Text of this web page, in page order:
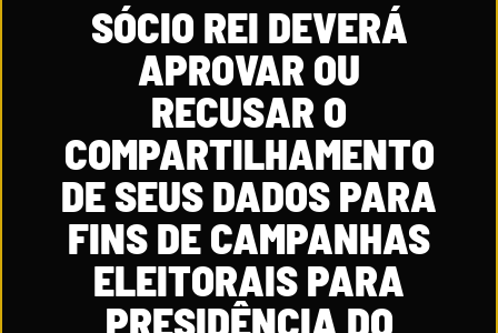
SÓCIO REI DEVERÁ
APROVAR OU
RECUSAR O
COMPARTILHAMENTO
DE SEUS DADOS PARA
FINS DE CAMPANHAS
ELEITORAIS PARA
PRESIDÊNCIA DO